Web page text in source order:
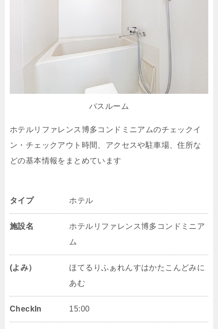
バスルーム
ホテルリファレンス博多コンドミニアムのチェックイ
ン・チェックアウト時間、アクセスや駐車場、住所な
どの基本情報をまとめています
タイプ ホテル
施設名
ホテルリファレンス博多コンドミニア
ム
(よみ）
ほてるりふぁれんすはかたこんどみに
あむ
CheckIn 15:00